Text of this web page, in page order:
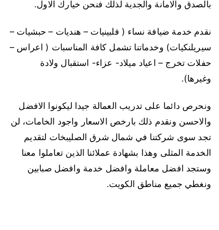
بالصدق والامانة والجدية لذلك فنحن خيارك الاول.
نقدم خدمة ضيافة نساء ( فلبينيات – هنديات – حبشيات –
سيريلنكيات) وخدماتنا تشمل كافة المناسبات ( اعراس –
حفلات تخرج – اعياد ميلاد- عزاء- استقبال ولادة
وغيرها).
ونحرص دائما على تدريب العمالة جيدا ليكونوا الافضل
والاحسن ونقدم ذلك بارخص الاسعار واجود الخامات، لن
تجد سوى شركتنا في شمال شرق الصليبخات لتقديم
الخدمة المثلى وهذا بشهادة عملائنا الذين تعاملوا معنا
وستجد افضل معاملة وافضل خدمة وافضل صبابين
ونغطي جميع مناطق الكويت.